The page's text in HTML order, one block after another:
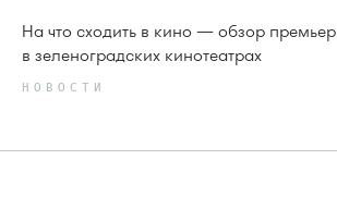
На что сходить в кино — обзор премьер
в зеленоградских кинотеатрах
НОВОСТИ